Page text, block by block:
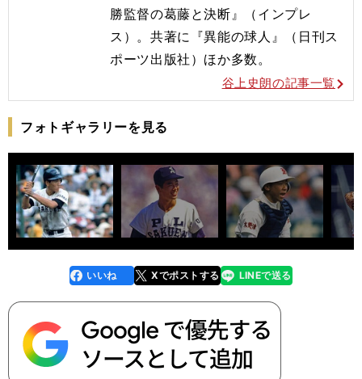
勝監督の葛藤と決断』（インプレ
ス）。共著に『異能の球人』（日刊ス
ポーツ出版社）ほか多数。
谷上史朗の記事一覧
フォトギャラリーを見る
faceboo
k
いいね Xでポストする
line LINEで送る